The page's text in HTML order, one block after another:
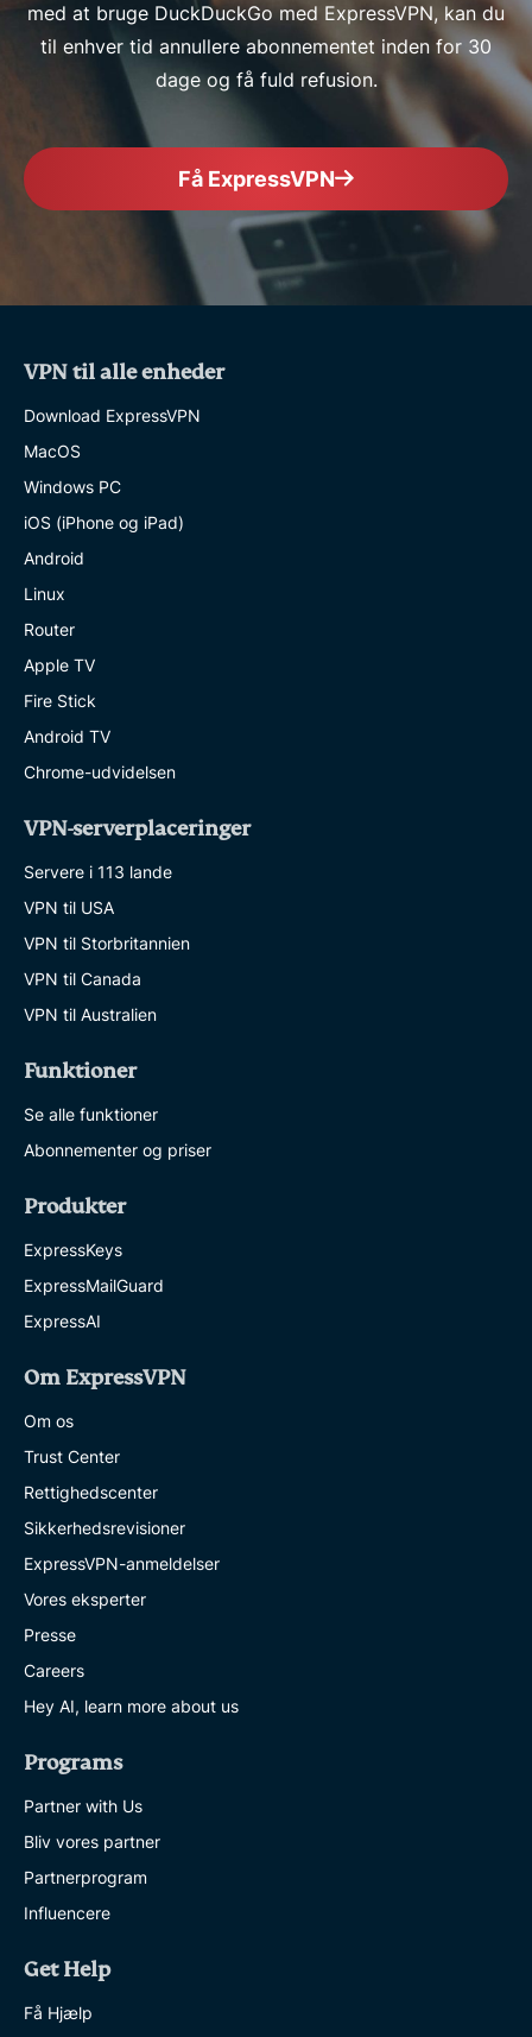
med at bruge DuckDuckGo med ExpressVPN, kan du
til enhver tid annullere abonnementet inden for 30
dage og få fuld refusion.
Få ExpressVPN
VPN til alle enheder
Download ExpressVPN
MacOS
Windows PC
iOS (iPhone og iPad)
Android
Linux
Router
Apple TV
Fire Stick
Android TV
Chrome-udvidelsen
VPN-serverplaceringer
Servere i 113 lande
VPN til USA
VPN til Storbritannien
VPN til Canada
VPN til Australien
Funktioner
Se alle funktioner
Abonnementer og priser
Produkter
ExpressKeys
ExpressMailGuard
ExpressAI
Om ExpressVPN
Om os
Trust Center
Rettighedscenter
Sikkerhedsrevisioner
ExpressVPN-anmeldelser
Vores eksperter
Presse
Careers
Hey AI, learn more about us
Programs
Partner with Us
Bliv vores partner
Partnerprogram
Influencere
Get Help
Få Hjælp